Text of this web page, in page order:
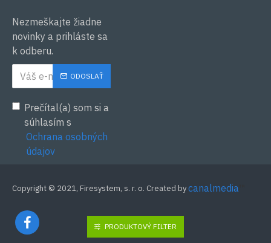
Nezmeškajte žiadne
novinky a prihláste sa
k odberu.
ODOSLAŤ
Prečítal(a) som si a
súhlasím s
Ochrana osobných
údajov
Copyright © 2021, Firesystem, s. r. o. Created bycanalmedia
PRODUKTOVÝ FILTER